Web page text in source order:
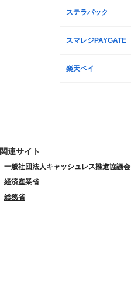
ステラパック
スマレジPAYGATE
楽天ペイ
関連サイト
一般社団法人キャッシュレス推進協議会
経済産業省
総務省